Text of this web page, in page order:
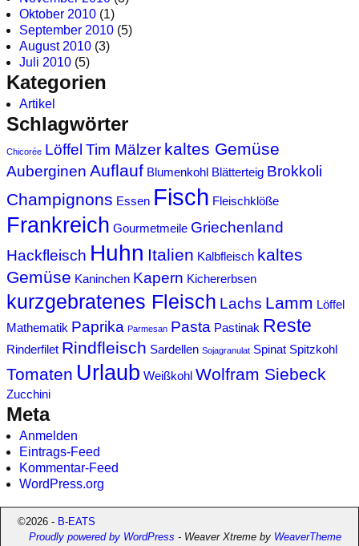
Oktober 2010 (1)
September 2010 (5)
August 2010 (3)
Juli 2010 (5)
Kategorien
Artikel
Schlagwörter
Chicorée Löffel Tim Mälzer kaltes Gemüse
Auberginen Auflauf Blumenkohl Blätterteig Brokkoli
Champignons Essen Fisch Fleischklöße
Frankreich Gourmetmeile Griechenland
Hackfleisch Huhn Italien Kalbfleisch kaltes
Gemüse Kaninchen Kapern Kichererbsen
kurzgebratenes Fleisch Lachs Lamm Löffel
Mathematik Paprika Parmesan Pasta Pastinak Reste
Rinderfilet Rindfleisch Sardellen Sojagranulat Spinat Spitzkohl
Tomaten Urlaub Weißkohl Wolfram Siebeck
Zucchini
Meta
Anmelden
Eintrags-Feed
Kommentar-Feed
WordPress.org
©2026 - B-EATS
Proudly powered by WordPress - Weaver Xtreme by WeaverTheme